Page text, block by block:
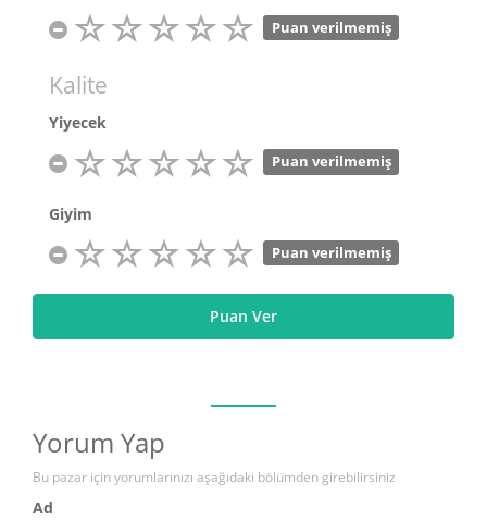
Puan verilmemiş
Kalite
Yiyecek
Puan verilmemiş
Giyim
Puan verilmemiş
Puan Ver
Yorum Yap
Bu pazar için yorumlarınızı aşağıdaki bölümden girebilirsiniz
Ad